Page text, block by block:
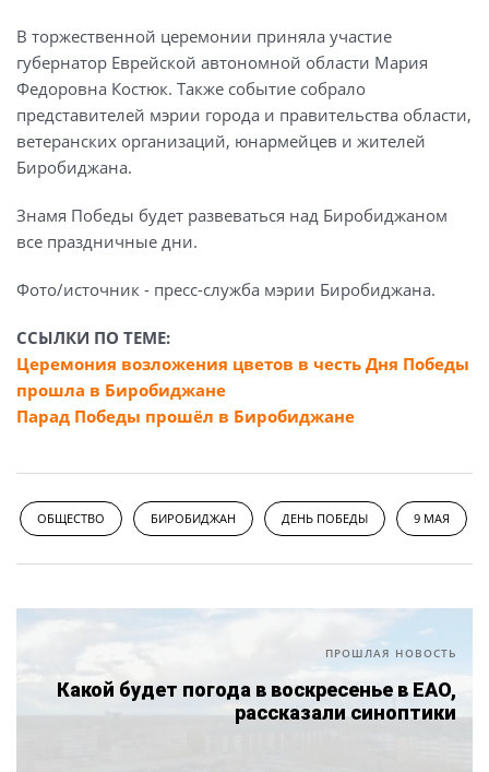
В торжественной церемонии приняла участие
губернатор Еврейской автономной области Мария
Федоровна Костюк. Также событие собрало
представителей мэрии города и правительства области,
ветеранских организаций, юнармейцев и жителей
Биробиджана.
Знамя Победы будет развеваться над Биробиджаном
все праздничные дни.
Фото/источник - пресс-служба мэрии Биробиджана.
ССЫЛКИ ПО ТЕМЕ:
Церемония возложения цветов в честь Дня Победы
прошла в Биробиджане
Парад Победы прошёл в Биробиджане
ОБЩЕСТВО БИРОБИДЖАН ДЕНЬ ПОБЕДЫ 9 МАЯ
ПРОШЛАЯ НОВОСТЬ
Какой будет погода в воскресенье в ЕАО,
рассказали синоптики